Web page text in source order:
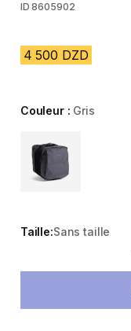
ID 8605902
4 500 DZD
Couleur : Gris
Choose a variant
Taille:Sans taille